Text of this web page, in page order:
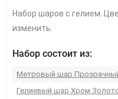
Набор шаров с гелием.
изменить.
Набор состоит из:
Метровый шар
Гелиевый шар Хром